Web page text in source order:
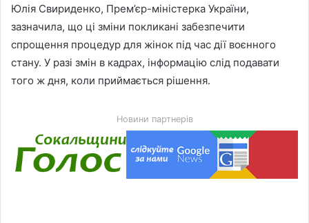
Юлія Свириденко, Прем’єр-міністерка України,
зазначила, що ці зміни покликані забезпечити
спрощення процедур для жінок під час дії воєнного
стану. У разі змін в кадрах, інформацію слід подавати
того ж дня, коли приймається рішення.
Новини партнерів